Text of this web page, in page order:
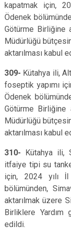
kapatmak için,
Ödenek
Götürme Birliğine
Müdürlüğü
aktarılması kabul
309- Kütahya ili,
foseptik yapımı
Ödenek
Götürme Birliğine
Müdürlüğü
aktarılması kabul
310- Kütahya ili,
itfaiye tipi su
için, 2024 yılı
bölümünden,
aktarılmak üzere
Birliklere Yardım
edildi.